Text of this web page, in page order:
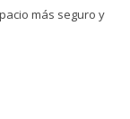
más seguro y